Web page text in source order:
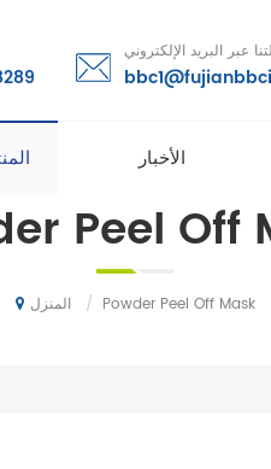
عبر البريد الإلكتروني
الأخبار
Peel Off
المنزل / Powder Peel Off Mask